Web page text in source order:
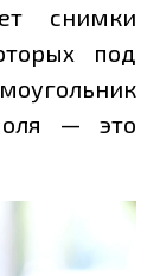
снимки
под
— это